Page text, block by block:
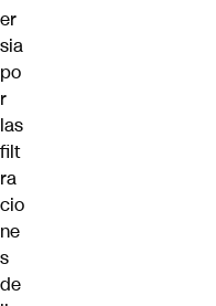
er
sia
po
r
las
filt
ra
cio
ne
s
de